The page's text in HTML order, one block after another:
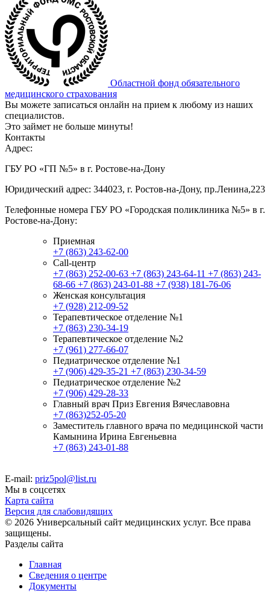
Областной фонд обязательного
медицинского страхования
Вы можете записаться онлайн на прием к любому из наших
специалистов.
Это займет не больше минуты!
Контакты
Адрес:
ГБУ РО «ГП №5» в г. Ростове-на-Дону
Юридический адрес: 344023, г. Ростов-на-Дону, пр.Ленина,223
Телефонные номера ГБУ РО «Городская поликлиника №5» в г.
Ростове-на-Дону:
Приемная
+7 (863) 243-62-00
Call-центр
+7 (863) 252-00-63 +7 (863) 243-64-11 +7 (863) 243-
68-66 +7 (863) 243-01-88 +7 (938) 181-76-06
Женская консультация
+7 (928) 212-09-52
Терапевтическое отделение №1
+7 (863) 230-34-19
Терапевтическое отделение №2
+7 (961) 277-66-07
Педиатрическое отделение №1
+7 (906) 429-35-21 +7 (863) 230-34-59
Педиатрическое отделение №2
+7 (906) 429-28-33
Главный врач Приз Евгения Вячеславовна
+7 (863)252-05-20
Заместитель главного врача по медицинской части
Камынина Ирина Евгеньевна
+7 (863) 243-01-88
E-mail: priz5pol@list.ru
Мы в соцсетях
Карта сайта
Версия для слабовидящих
© 2026 Универсальный сайт медицинских услуг. Все права
защищены.
Разделы сайта
Главная
Сведения о центре
Документы